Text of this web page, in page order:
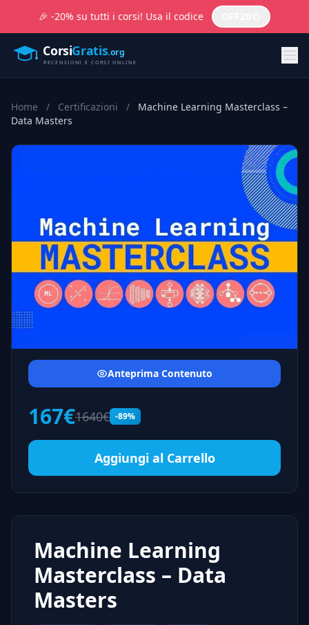
🎉 -20% su tutti i corsi! Usa il codice
Home / Certificazioni /
Machine Learning Masterclass –
Data Masters
Anteprima Contenuto
167€1640€ -89%
Aggiungi al Carrello
Machine Learning
Masterclass – Data
Masters